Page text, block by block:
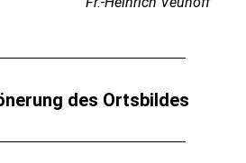
des Ortsbildes